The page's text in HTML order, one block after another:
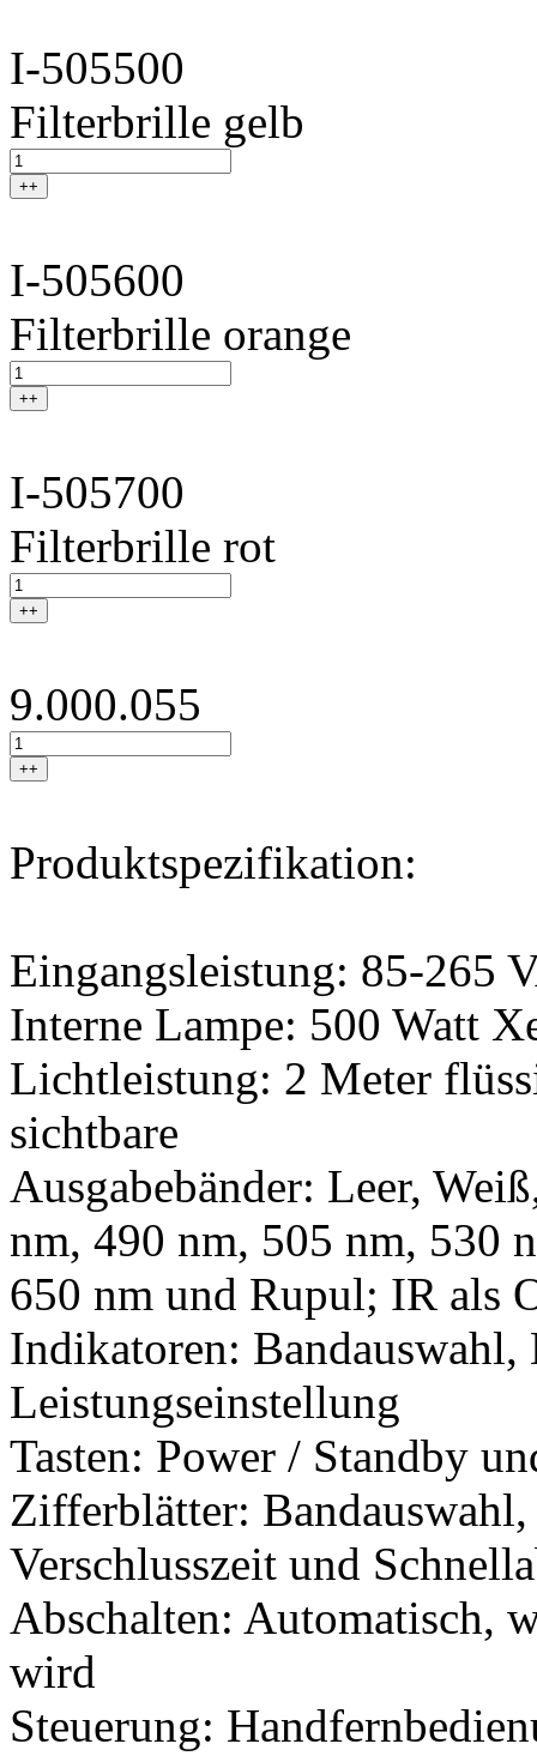
I-505500
Filterbrille gelb
++
I-505600
Filterbrille orange
++
I-505700
Filterbrille rot
++
9.000.055
++
Produktspezifikation:
Eingangsleistung: 85-265
Interne Lampe: 500 Watt
Lichtleistung: 2 Meter
sichtbare
Ausgabebänder: Leer,
nm, 490 nm, 505 nm, 530
650 nm und Rupul; IR als
Indikatoren: Bandauswahl,
Leistungseinstellung
Tasten: Power / Standby
Zifferblätter:
Verschlusszeit und
Abschalten: Automatisch,
wird
Steuerung: